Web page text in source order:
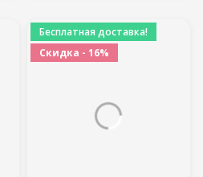
Упаковочные мешки
Бесплатная доставка!
Скидка - 16%